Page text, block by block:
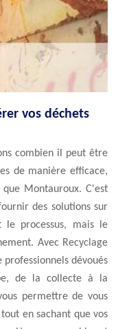
vos déchets
combien il peut être
de manière efficace,
Montauroux. C'est
des solutions sur
le processus, mais le
Avec Recyclage
dévoués
de la collecte à la
permettre de vous
en sachant que vos